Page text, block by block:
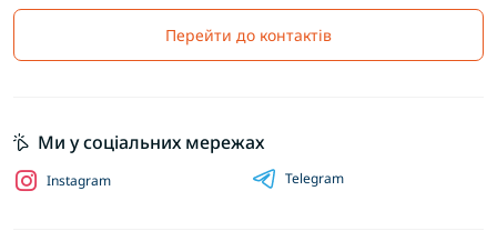
Перейти до контактів
Ми у соціальних мережах
Instagram Telegram